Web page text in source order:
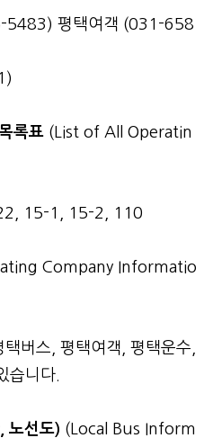
5483) 평택여객 (031-658
록표 (List of All Operatin
15-1, 15-2, 110
Company Informatio
버스, 평택여객, 평택운수,
습니다.
노선도) (Local Bus Inform